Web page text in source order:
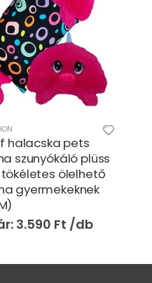
halacska pets
szunyókáló plüss
ölelhető
gyermekeknek
3.590 Ft